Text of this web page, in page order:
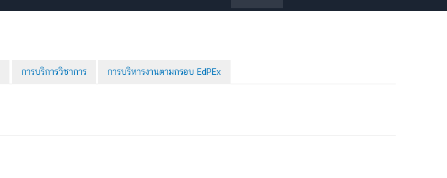
การบริการวิชาการ การบริหารงานตามกรอบ EdPEx